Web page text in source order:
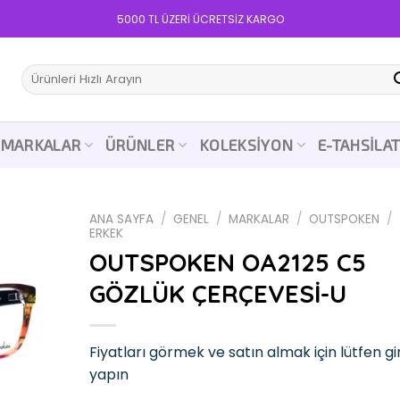
5000 TL ÜZERİ ÜCRETSİZ KARGO
Ara:
MARKALAR ÜRÜNLER KOLEKSIYON E-TAHSILAT
Add to
wishlist
ANA SAYFA / GENEL / MARKALAR / OUTSPOKEN /
ERKEK
OUTSPOKEN OA2125 C5
GÖZLÜK ÇERÇEVESİ-U
Fiyatları görmek ve satın almak için lütfen
yapın